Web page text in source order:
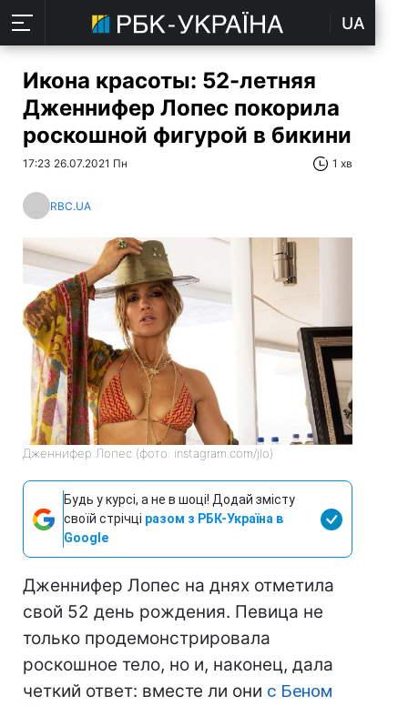
UA
Икона красоты: 52-летняя
Дженнифер Лопес покорила
роскошной фигурой в бикини
17:23 26.07.2021 Пн 1 хв
RBC.UA
Дженнифер Лопес (фото: instagram.com/jlo)
Будь у курсі, а не в шоці! Додай змісту
своїй стрічці разом з РБК-Україна в
Google
Дженнифер Лопес на днях отметила
свой 52 день рождения. Певица не
только продемонстрировала
роскошное тело, но и, наконец, дала
четкий ответ: вместе ли они с Беном